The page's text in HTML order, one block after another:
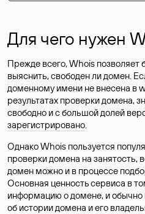
Для чего нужен
Прежде всего, Whois позволяет
выяснить, свободен ли домен.
доменному имени не внесена в
результатах проверки домена,
свободно и с большой долей
зарегистрировано.
Однако Whois пользуется
проверки домена на занятость,
домен можно и в процессе
Основная ценность сервиса в
информацию о домене, и обычно
об истории домена и его